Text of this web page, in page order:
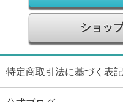
ショッ
特定商取引法に基づく表